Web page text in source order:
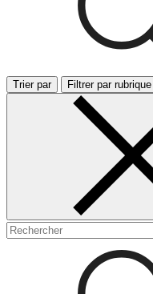
Trier par Filtrer par rubrique